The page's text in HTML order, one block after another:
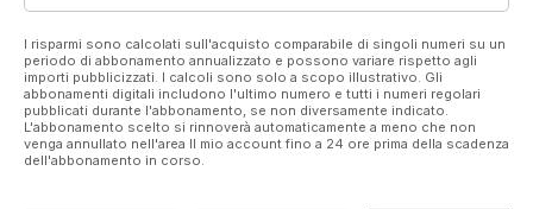
I risparmi sono calcolati sull'acquisto comparabile di singoli numeri su un
periodo di abbonamento annualizzato e possono variare rispetto agli
importi pubblicizzati. I calcoli sono solo a scopo illustrativo. Gli
abbonamenti digitali includono l'ultimo numero e tutti i numeri regolari
pubblicati durante l'abbonamento, se non diversamente indicato.
L'abbonamento scelto si rinnoverà automaticamente a meno che non
venga annullato nell'area Il mio account fino a 24 ore prima della scadenza
dell'abbonamento in corso.